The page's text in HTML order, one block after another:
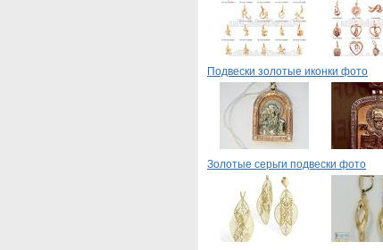
Подвески золотые иконки фото
Золотые серьги подвески фото